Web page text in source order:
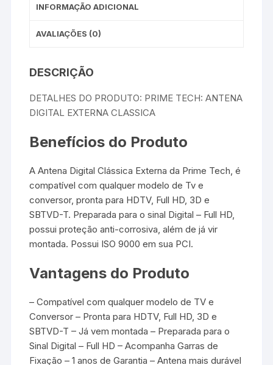
INFORMAÇÃO ADICIONAL
AVALIAÇÕES (0)
DESCRIÇÃO
DETALHES DO PRODUTO: PRIME TECH: ANTENA
DIGITAL EXTERNA CLASSICA
Benefícios do Produto
A Antena Digital Clássica Externa da Prime Tech, é
compatível com qualquer modelo de Tv e
conversor, pronta para HDTV, Full HD, 3D e
SBTVD-T. Preparada para o sinal Digital – Full HD,
possui proteção anti-corrosiva, além de já vir
montada. Possui ISO 9000 em sua PCI.
Vantagens do Produto
– Compatível com qualquer modelo de TV e
Conversor – Pronta para HDTV, Full HD, 3D e
SBTVD-T – Já vem montada – Preparada para o
Sinal Digital – Full HD – Acompanha Garras de
Fixação – 1 anos de Garantia – Antena mais durável